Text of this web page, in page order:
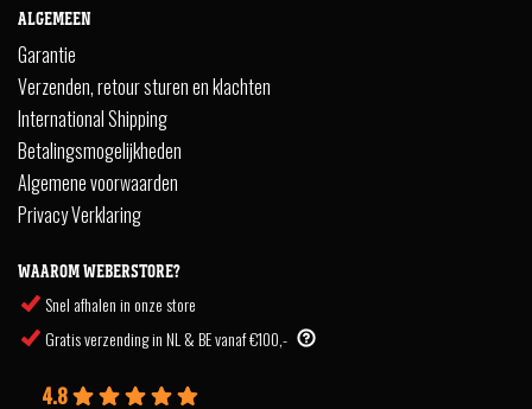
ALGEMEEN
Garantie
Verzenden, retour sturen en klachten
International Shipping
Betalingsmogelijkheden
Algemene voorwaarden
Privacy Verklaring
WAAROM WEBERSTORE?
Snel afhalen in onze store
Gratis verzending in NL & BE vanaf €100,-
4.8